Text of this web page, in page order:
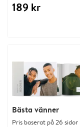
189 kr
Bästa vänner
Pris baserat på 26 sidor